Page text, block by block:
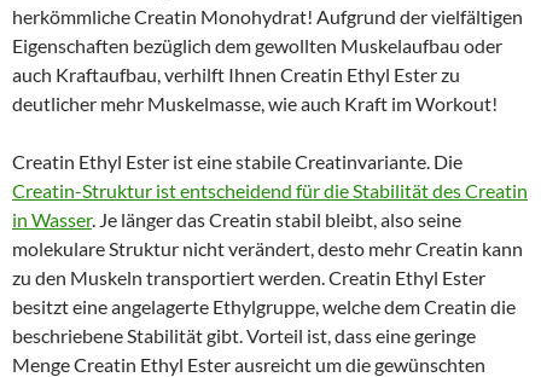
herkömmliche Creatin Monohydrat! Aufgrund der vielfältigen
Eigenschaften bezüglich dem gewollten Muskelaufbau oder
auch Kraftaufbau, verhilft Ihnen Creatin Ethyl Ester zu
deutlicher mehr Muskelmasse, wie auch Kraft im Workout!
Creatin Ethyl Ester ist eine stabile Creatinvariante. Die
Creatin-Struktur ist entscheidend für die Stabilität des Creatin
in Wasser. Je länger das Creatin stabil bleibt, also seine
molekulare Struktur nicht verändert, desto mehr Creatin kann
zu den Muskeln transportiert werden. Creatin Ethyl Ester
besitzt eine angelagerte Ethylgruppe, welche dem Creatin die
beschriebene Stabilität gibt. Vorteil ist, dass eine geringe
Menge Creatin Ethyl Ester ausreicht um die gewünschten